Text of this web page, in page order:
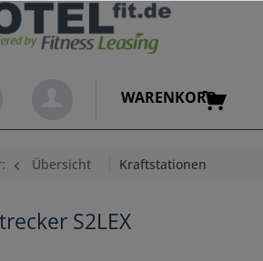
WARENKORB
Übersicht Kraftstationen
S2LEX